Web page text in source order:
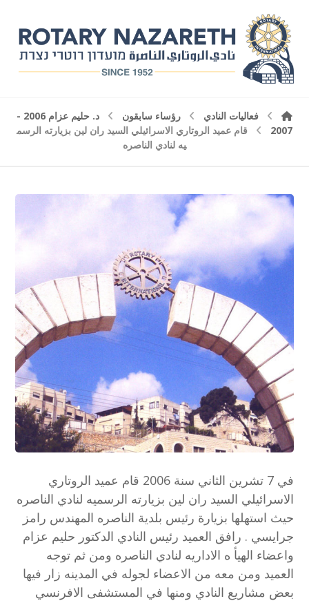
فعاليات النادي رؤساء سابقون
د. حليم عزام 2006 -
2007
قام عميد الروتاري الاسرائيلي السيد ران لين بزيارته الرسم
يه لنادي الناصره
في 7 تشرين الثاني سنة 2006 قام عميد الروتاري
الاسرائيلي السيد ران لين بزيارته الرسميه لنادي الناصره
حيث استهلها بزيارة رئيس بلدية الناصره المهندس رامز
جرايسي . رافق العميد رئيس النادي الدكتور حليم عزام
واعضاء الهيأ ه الاداريه لنادي الناصره ومن ثم توجه
العميد ومن معه من الاعضاء لجوله في المدينه زار فيها
بعض مشاريع النادي ومنها في المستشفى الافرنسي